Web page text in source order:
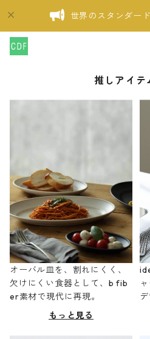
世界のスタンダー
推しアイテ
オーバル皿を、割れにくく、
欠けにくい食器として、b fib
er素材で現代に再現。
もっと見る